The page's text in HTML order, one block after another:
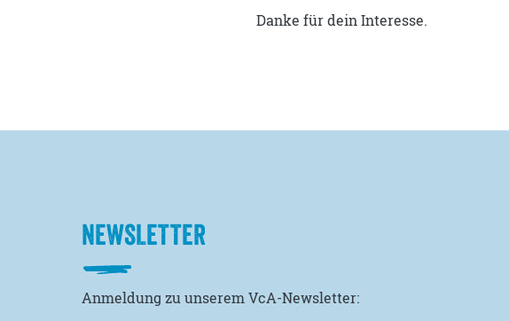
Danke für dein Interesse.
NEWSLETTER
Anmeldung zu unserem VcA-Newsletter: